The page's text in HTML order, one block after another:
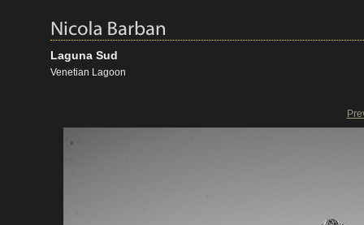
Laguna Sud
Venetian Lagoon